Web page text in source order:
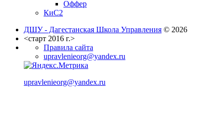
Оффер
КиС2
ДШУ - Дагестанская Школа Управления © 2026
<старт 2016 г.>
Правила сайта
upravlenieorg@yandex.ru
upravlenieorg@yandex.ru